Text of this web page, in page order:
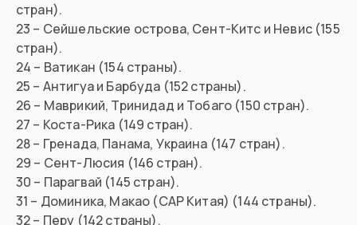
стран).
23 – Сейшельские острова, Сент-Китс и Невис (155
стран).
24 – Ватикан (154 страны).
25 – Антигуа и Барбуда (152 страны).
26 – Маврикий, Тринидад и Тобаго (150 стран).
27 – Коста-Рика (149 стран).
28 – Гренада, Панама, Украина (147 стран).
29 – Сент-Люсия (146 стран).
30 – Парагвай (145 стран).
31 – Доминика, Макао (САР Китая) (144 страны).
32 – Перу (142 страны).